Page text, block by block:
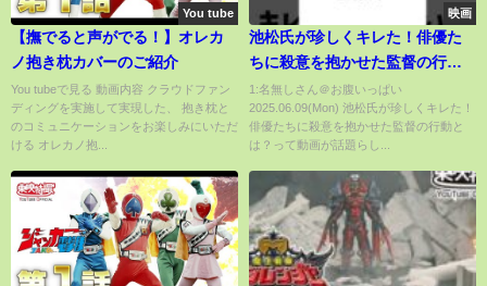
You tube
【撫でると声がでる！】オレカ
ノ抱き枕カバーのご紹介
You tubeで見る 動画内容 クラウドファン
ディングを実施して実現した、 抱き枕と
のコミュニケーションをお楽しみにいただ
ける オレカノ抱...
映画
池松氏が珍しくキレた！俳優た
ちに殺意を抱かせた監督の行動
とは？
1:名無しさん＠お腹いっぱい
2025.06.09(Mon) 池松氏が珍しくキレた！
俳優たちに殺意を抱かせた監督の行動と
は？って動画が話題らし...